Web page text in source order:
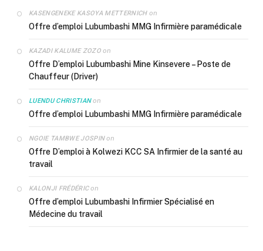
KASENGENEKE KASOYA METTERNICHon
Offre d’emploi Lubumbashi MMG Infirmière paramédicale
KAZADI KALUME ZOZOon
Offre D’emploi Lubumbashi Mine Kinsevere – Poste de
Chauffeur (Driver)
LUENDU CHRISTIANon
Offre d’emploi Lubumbashi MMG Infirmière paramédicale
NGOIE TAMBWE JOSPINon
Offre D’emploi à Kolwezi KCC SA Infirmier de la santé au
travail
KALONJI FRÉDÉRICon
Offre d’emploi Lubumbashi Infirmier Spécialisé en
Médecine du travail